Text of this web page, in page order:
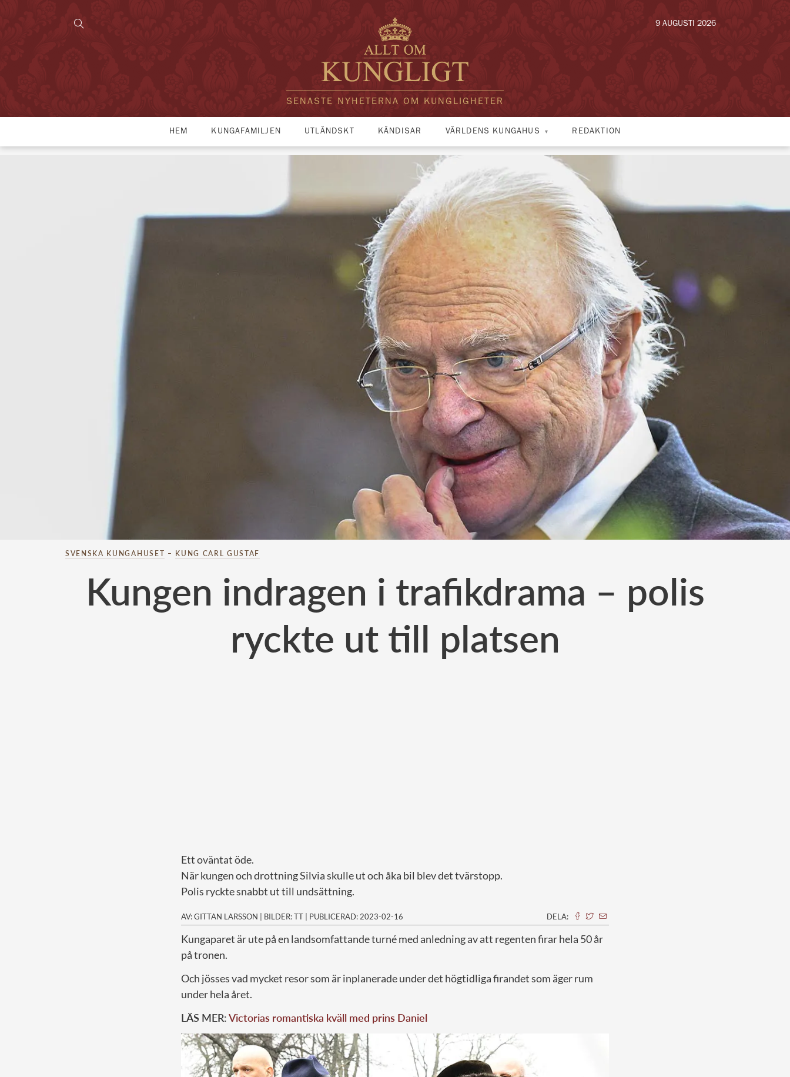
SENASTE NYHETERNA OM KUNGLIGHETER
9 AUGUSTI 2026
HEM KUNGAFAMILJEN UTLÄNDSKT KÄNDISAR VÄRLDENS KUNGAHUS REDAKTION
SVENSKA KUNGAHUSET – KUNG CARL GUSTAF
Kungen indragen i trafikdrama – polis
ryckte ut till platsen
Ett oväntat öde.
När kungen och drottning Silvia skulle ut och åka bil blev det tvärstopp.
Polis ryckte snabbt ut till undsättning.
AV: GITTAN LARSSON | BILDER: TT | PUBLICERAD: 2023-02-16 DELA:
Kungaparet är ute på en landsomfattande turné med anledning av att regenten firar hela 50 år
på tronen.
Och jösses vad mycket resor som är inplanerade under det högtidliga firandet som äger rum
under hela året.
LÄS MER:Victorias romantiska kväll med prins Daniel